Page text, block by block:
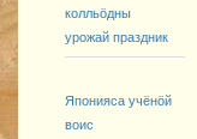
колльӧдны
урожай праздник
Японияса учёнӧй
воис